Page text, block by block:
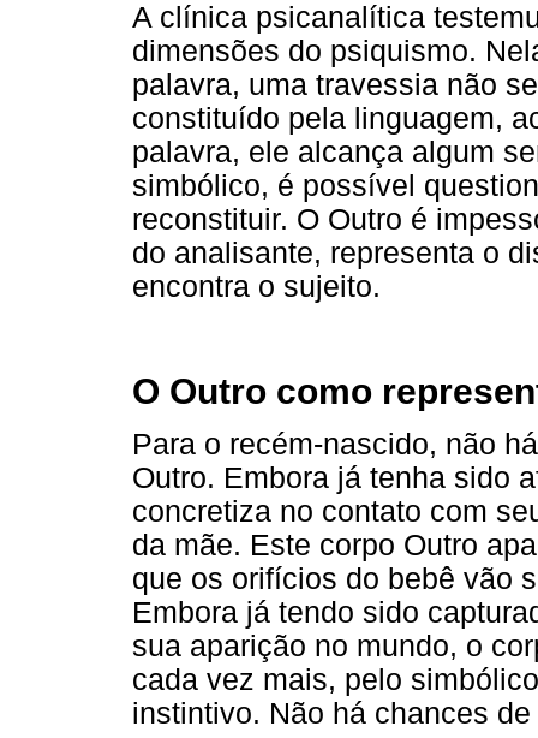
A clínica psicanalítica
dimensões do psiquismo.
palavra, uma travessia não
constituído pela linguagem,
palavra, ele alcança algum
simbólico, é possível
reconstituir. O Outro é
do analisante, representa o
encontra o sujeito.
O Outro como
Para o recém-nascido, não
Outro. Embora já tenha sido
concretiza no contato com
da mãe. Este corpo Outro
que os orifícios do bebê vão
Embora já tendo sido
sua aparição no mundo, o
cada vez mais, pelo
instintivo. Não há chances